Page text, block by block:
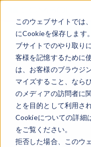
このウェブサイトでは
にCookieを保存します
ブサイトでのやり取り
客様を記憶するために
は、お客様のブラウジ
マイズすること、なら
のメディアの訪問者に
とを目的として利用さ
Cookieについての詳細
をご覧ください。
拒否した場合、このウ